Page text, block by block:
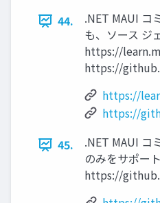
44.
.NET MAUI コ
も、ソース ジ
https://
https://
https://
https://
45.
.NET MAUI コ
のみをサポート
https://